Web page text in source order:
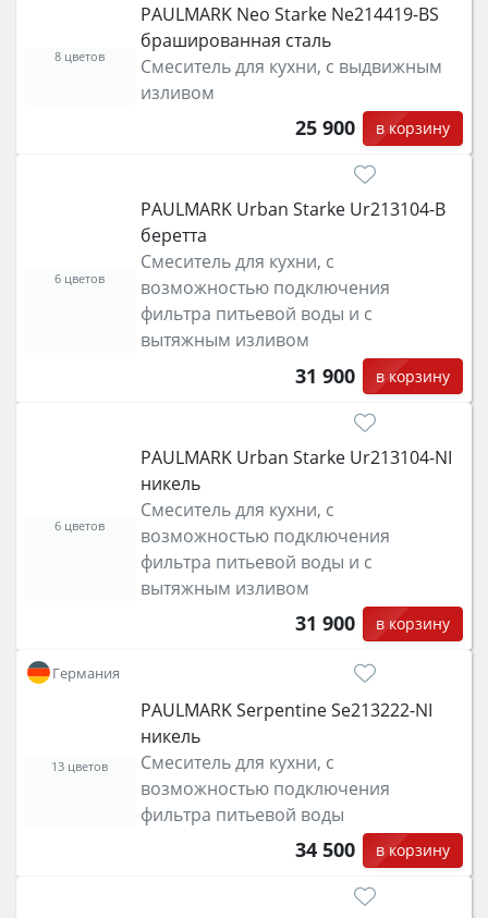
PAULMARK Neo Starke Ne214419-BS
брашированная сталь
Смеситель для кухни, с выдвижным
изливом
25 900 в корзину
8 цветов
PAULMARK Urban Starke Ur213104-B
беретта
Смеситель для кухни, с
возможностью подключения
фильтра питьевой воды и с
вытяжным изливом
31 900 в корзину
6 цветов
PAULMARK Urban Starke Ur213104-NI
никель
Смеситель для кухни, с
возможностью подключения
фильтра питьевой воды и с
вытяжным изливом
31 900 в корзину
6 цветов
Германия
PAULMARK Serpentine Se213222-NI
никель
Смеситель для кухни, с
возможностью подключения
фильтра питьевой воды
34 500 в корзину
13 цветов